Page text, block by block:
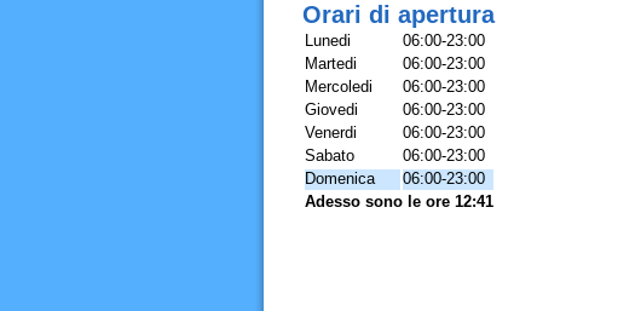
Orari di apertura
Lunedi
06:00-23:00
Martedi
06:00-23:00
Mercoledi
06:00-23:00
Giovedi
06:00-23:00
Venerdi
06:00-23:00
Sabato
06:00-23:00
Domenica
06:00-23:00
Adesso sono le ore 12:41